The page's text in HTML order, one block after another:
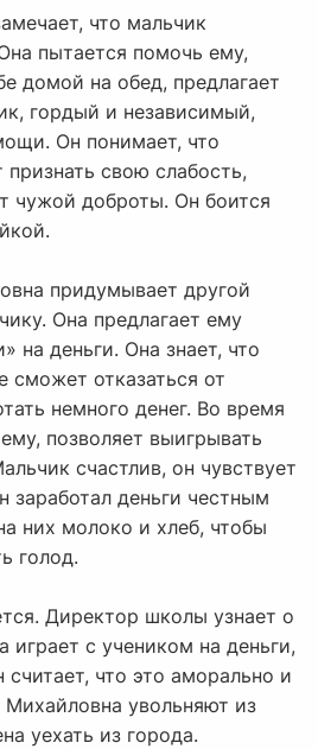
что мальчик
пытается помочь ему,
домой на обед, предлагает
гордый и независимый,
Он понимает, что
признать свою слабость,
чужой доброты. Он боится
придумывает другой
Она предлагает ему
на деньги. Она знает, что
сможет отказаться от
немного денег. Во время
позволяет выигрывать
счастлив, он чувствует
заработал деньги честным
них молоко и хлеб, чтобы
голод.
Директор школы узнает о
играет с учеником на деньги,
что это аморально и
увольняют из
уехать из города.